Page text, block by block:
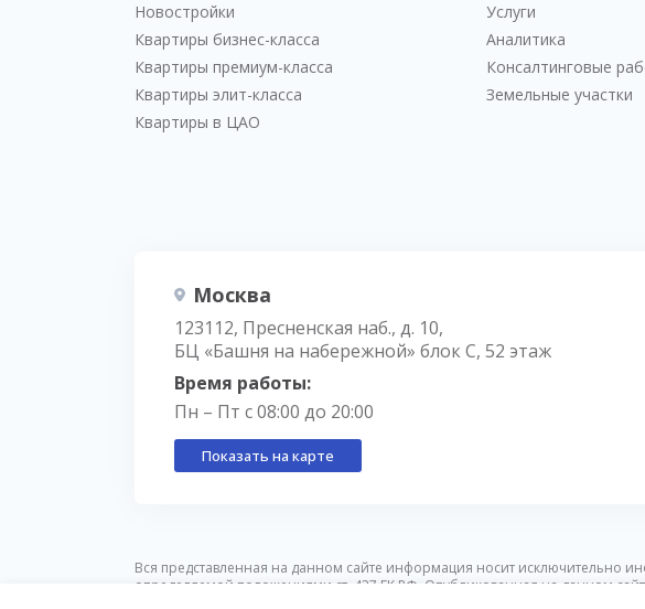
Новостройки
Квартиры бизнес-класса
Квартиры премиум-класса
Квартиры элит-класса
Квартиры в ЦАО
Услуги
Аналитика
Консалтинговые
Земельные участки
Москва
123112, Пресненская наб., д. 10,
БЦ «Башня на набережной» блок С, 52 этаж
Время работы:
Пн – Пт с 08:00 до 20:00
Показать на карте
Вся представленная на данном сайте информация носит исключительно
определяемой положениями ст. 437 ГК РФ. Опубликованная на данном